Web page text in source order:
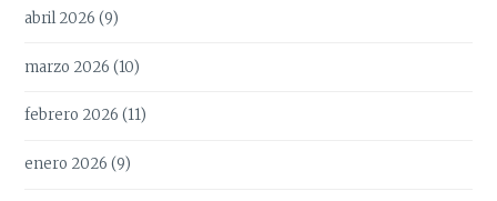
abril 2026 (9)
marzo 2026 (10)
febrero 2026 (11)
enero 2026 (9)